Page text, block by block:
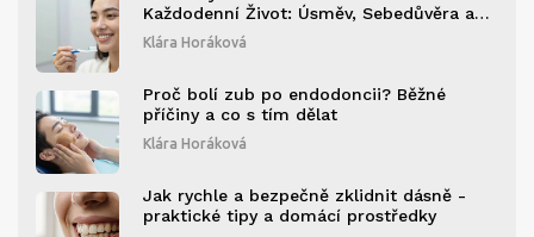
Každodenní Život: Úsměv, Sebedůvěra a
Péče
Klára Horáková
Proč bolí zub po endodoncii? Běžné
příčiny a co s tím dělat
Klára Horáková
Jak rychle a bezpečně zklidnit dásně -
praktické tipy a domácí prostředky